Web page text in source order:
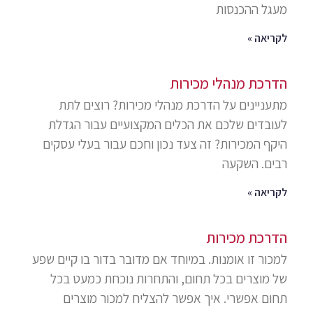
מעגל ההכנסות
לקריאה »
הדרכת מנהלי מכירות
מתעניינים על הדרכת מנהלי מכירות? רוצים לתת
לעובדים שלכם את הכלים המקצועיים עבור הגדלת
היקף המכירות? זה צעד נכון וחכם עבור בעלי עסקים
רבים. השקעה
לקריאה »
הדרכת מכירות
למכור זו אומנות. במיוחד אם מדובר בדור בו קיים שפע
של מוצרים בכל תחום, והתחרות נוכחת כמעט בכל
תחום אפשרי. איך אפשר להצליח למכור מוצרים